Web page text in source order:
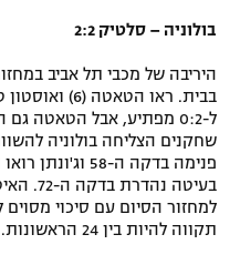
המגזין
בולוניה – סלטיק 2:2
היריבה של מכבי תל אביב
שחקנים הצליחה בולוניה
פנימה בדקה ה-
בעיטה
למחזור הסיום עם סיכוי
תקווה להיות בין 24 הראשונות.